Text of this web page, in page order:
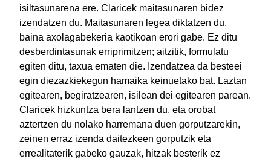
isiltasunarena ere. Claricek maitasunaren bidez
izendatzen du. Maitasunaren legea diktatzen du,
baina axolagabekeria kaotikoan erori gabe. Ez ditu
desberdintasunak erriprimitzen; aitzitik, formulatu
egiten ditu, taxua ematen die. Izendatzea da besteei
egin diezazkiekegun hamaika keinuetako bat. Laztan
egitearen, begiratzearen, isilean dei egitearen parean.
Claricek hizkuntza bera lantzen du, eta orobat
aztertzen du nolako harremana duen gorputzarekin,
zeinen erraz izenda daitezkeen gorputzik eta
errealitaterik gabeko gauzak, hitzak besterik ez